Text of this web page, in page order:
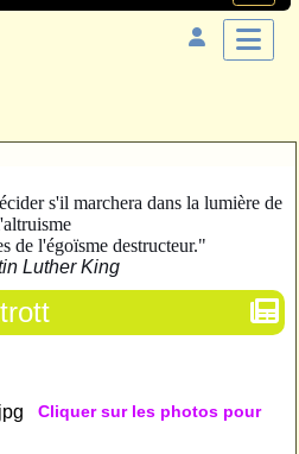
s'il marchera dans la lumière de
de l'égoïsme destructeur."
Luther King
Cliquer sur les photos pour